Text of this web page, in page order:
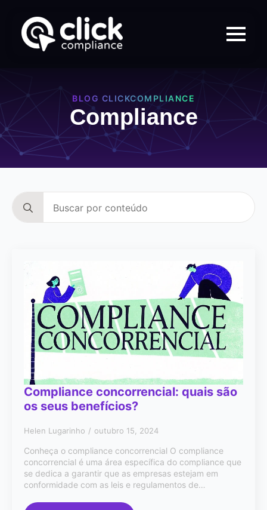
BLOG CLICKCOMPLIANCE
Compliance
for:
Compliance concorrencial: quais são
os seus benefícios?
Helen Lugarinho outubro 15, 2024
Conheça o compliance concorrencial O compliance
concorrencial é uma área específica do compliance que
se dedica a garantir que as empresas estejam em
conformidade com as leis e regulamentos de…